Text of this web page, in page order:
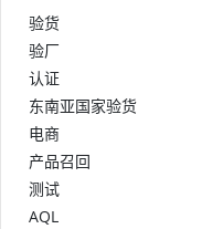
验货
验厂
认证
东南亚国家验货
电商
产品召回
测试
AQL